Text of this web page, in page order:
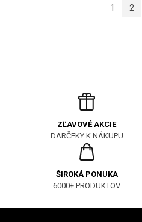
1 2
ZĽAVOVÉ AKCIE
DARČEKY K NÁKUPU
ŠIROKÁ PONUKA
6000+ PRODUKTOV